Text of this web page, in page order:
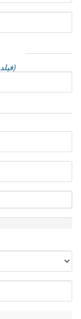
(فیلدهای مورد نیاز با *مشخص شده اند)